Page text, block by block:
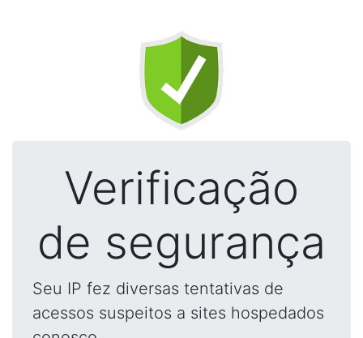
Verificação
de segurança
Seu IP fez diversas tentativas de
acessos suspeitos a sites hospedados